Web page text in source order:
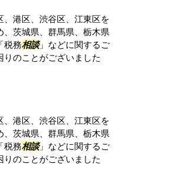
港区、渋谷区、江東区を
、茨城県、群馬県、栃木県
税務相談」などに関するご
のことがございました
港区、渋谷区、江東区を
、茨城県、群馬県、栃木県
税務相談」などに関するご
のことがございました